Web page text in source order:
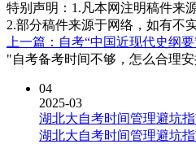
特别声明：1.凡本网注明稿件来
2.部分稿件来源于网络，如有不
上一篇：自考“中国近现代史纲
"自考备考时间不够，怎么合理
04
2025-03
湖北大自考时间管理避坑指
湖北大自考时间管理避坑指